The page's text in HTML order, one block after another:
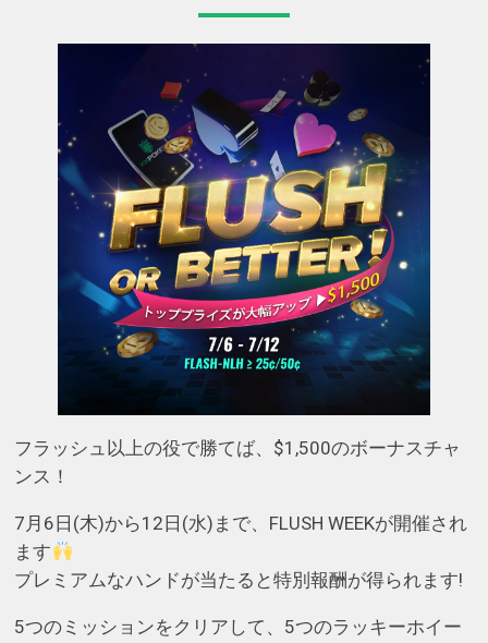
フラッシュ以上の役で勝てば、$1,500のボーナスチャ
ンス！
7月6日(木)から12日(水)まで、FLUSH WEEKが開催され
ます
プレミアムなハンドが当たると特別報酬が得られます!
5つのミッションをクリアして、5つのラッキーホイー